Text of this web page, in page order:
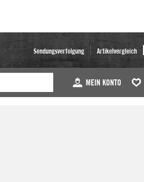
Sendungsverfolgung Artikelvergleich
MEIN KONTO